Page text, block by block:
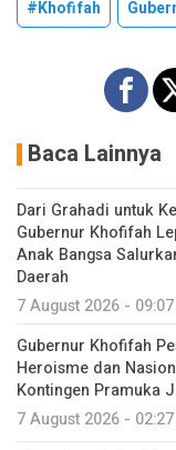
#Khofifah
Baca Lainnya
Dari Grahadi untuk
Gubernur Khofifah
Anak Bangsa
Daerah
7 August 2026 -
Gubernur Khofifah
Heroisme dan
Kontingen Pramuka
7 August 2026 -